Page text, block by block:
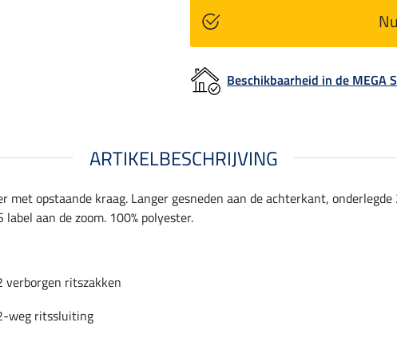
Beschikbaarheid in de MEGA
ARTIKELBESCHRIJVING
opstaande kraag. Langer gesneden aan de achterkant,
aan de zoom. 100% polyester.
verborgen ritszakken
weg ritssluiting